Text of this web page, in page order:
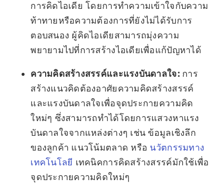
การคิดไอเดีย โดยการทำความเข้าใจกับความ
ท้าทายหรือความต้องการที่ยังไม่ได้รับการ
ตอบสนอง ผู้คิดไอเดียสามารถมุ่งความ
พยายามไปที่การสร้างไอเดียเพื่อแก้ปัญหาได้
ความคิดสร้างสรรค์และแรงบันดาลใจ:การ
สร้างแนวคิดต้องอาศัยความคิดสร้างสรรค์
และแรงบันดาลใจเพื่อจุดประกายความคิด
ใหม่ๆ ซึ่งสามารถทำได้โดยการแสวงหาแรง
บันดาลใจจากแหล่งต่างๆ เช่น ข้อมูลเชิงลึก
ของลูกค้า แนวโน้มตลาด หรือ นวัตกรรมทาง
เทคโนโลยี เทคนิคการคิดสร้างสรรค์มักใช้เพื่อ
จุดประกายความคิดใหม่ๆ